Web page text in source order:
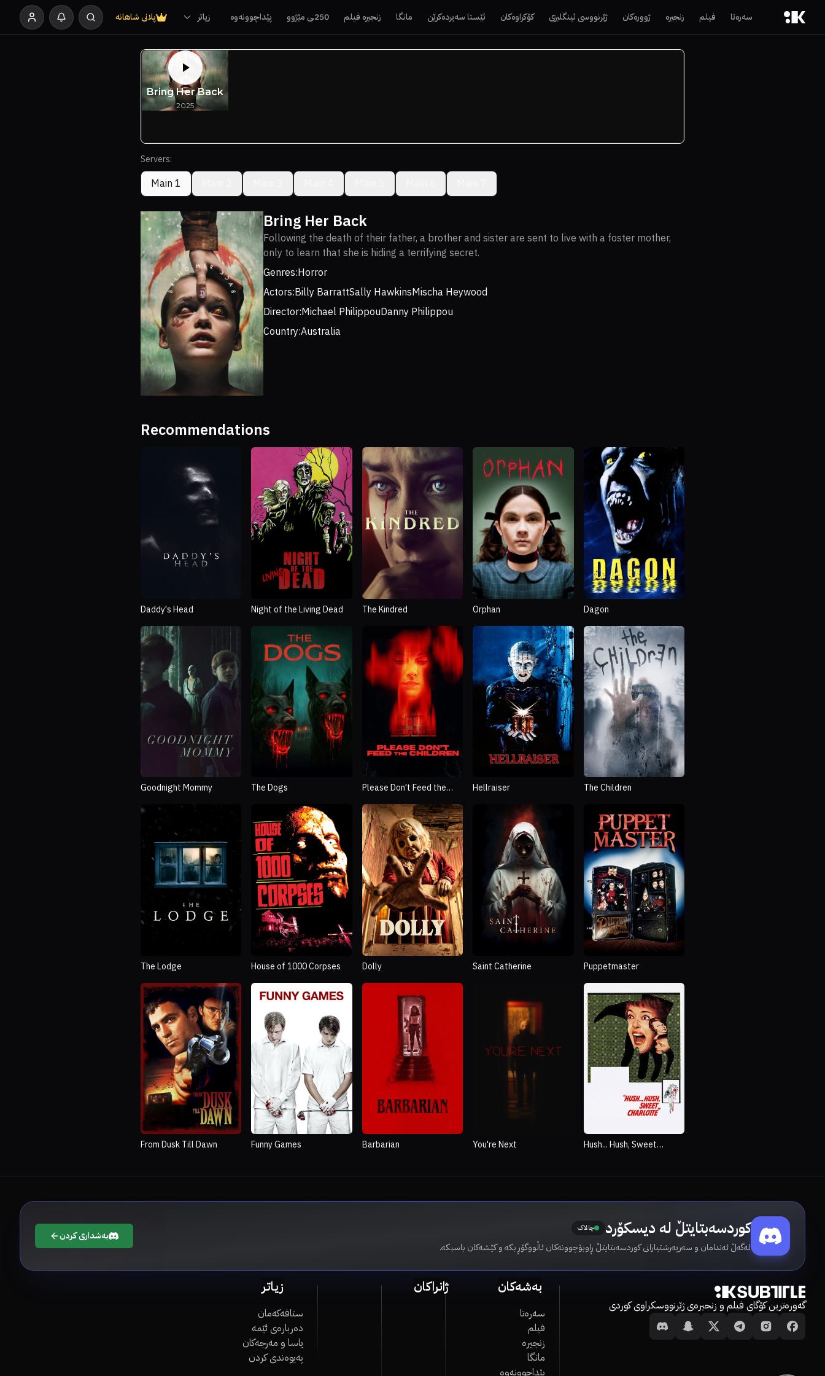
سەرەتا فیلم زنجیرە ژوورەکان ژێرنووسی ئینگلیزی کۆکراوەکان ئێستا سەیردەکرێن مانگا زنجیرە فیلم 250ـی مێژوو پێداچوونەوە زیاتر پلانی شاهانە
Servers:
Main 1
Bring Her Back
Following the death of their father, a brother and sister are sent to live with a foster mother,
only to learn that she is hiding a terrifying secret.
Genres:Horror
Actors:Billy BarrattSally HawkinsMischa Heywood
Director:Michael PhilippouDanny Philippou
Country:Australia
Recommendations
Daddy's Head Night of the Living Dead The Kindred Orphan Dagon
Goodnight Mommy The Dogs
Please Don't Feed the
Hellraiser The Children
The Lodge House of 1000 Corpses Dolly Saint Catherine Puppetmaster
From Dusk Till Dawn Funny Games Barbarian You're Next
Hush... Hush, Sweet
کوردسەبتایتڵ لە دیسکۆرد چالاک
لەگەڵ ئەندامان و سەرپەرشتیارانی کوردسەبتایتڵ ڕاوبۆچوونەکان ئاڵووگۆڕ بکە و کێشەکان باسبکە.
بەشداری کردن
گەورەترین کۆگای فیلم و زنجیرەی ژێرنووسکراوی کوردی
بەشەکان
سەرەتا
فیلم
زنجیرە
مانگا
پێداچوونەوە
ژانراکان زیاتر
ستافەکەمان
دەربارەی ئێمە
یاسا و مەرجەکان
پەیوەندی کردن